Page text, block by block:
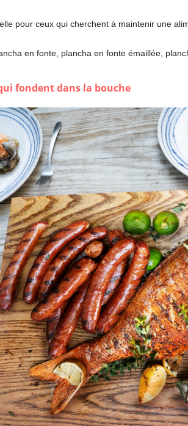
pour ceux qui cherchent à maintenir une
en fonte, plancha en fonte émaillée,
fondent dans la bouche